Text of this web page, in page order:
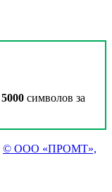
5000 символов за
© ООО «ПРОМТ»,